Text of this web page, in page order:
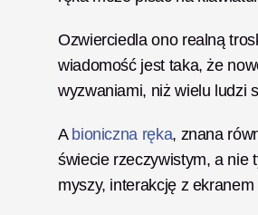
Ozwierciedla ono realną
wiadomość jest taka, że
wyzwaniami, niż wielu ludzi
A bioniczna ręka, znana
świecie rzeczywistym, a nie
myszy, interakcję z